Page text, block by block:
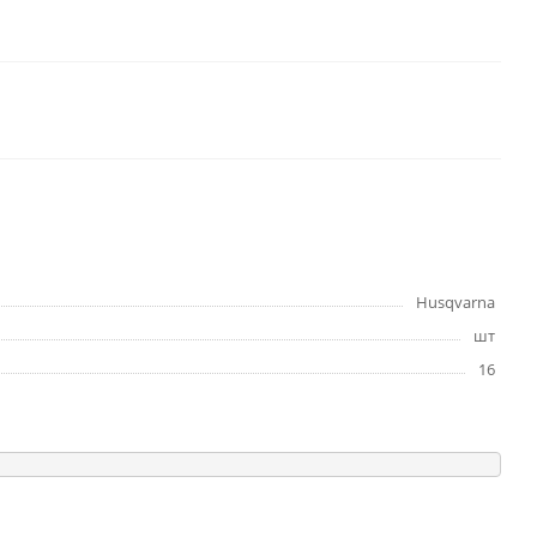
Husqvarna
шт
16